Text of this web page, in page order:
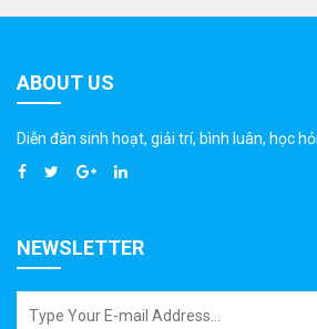
ABOUT US
Diễn đàn sinh hoạt, giải trí, bình luân, học
NEWSLETTER